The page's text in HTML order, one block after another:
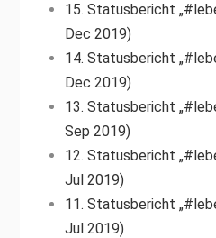
15. Statusbericht
Dec 2019)
14. Statusbericht
Dec 2019)
13. Statusbericht
Sep 2019)
12. Statusbericht
Jul 2019)
11. Statusbericht
Jul 2019)